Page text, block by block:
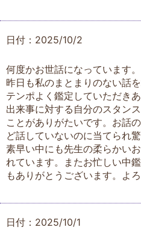
日付：2025/10/2
何度かお世話になっています。
昨日も私のまとまりのない話
テンポよく鑑定していただき
出来事に対する自分のスタン
ことがありがたいです。お話
ど話していないのに当てられ驚
素早い中にも先生の柔らかい
れています。またお忙しい中
もありがとうございます。よ
日付：2025/10/1